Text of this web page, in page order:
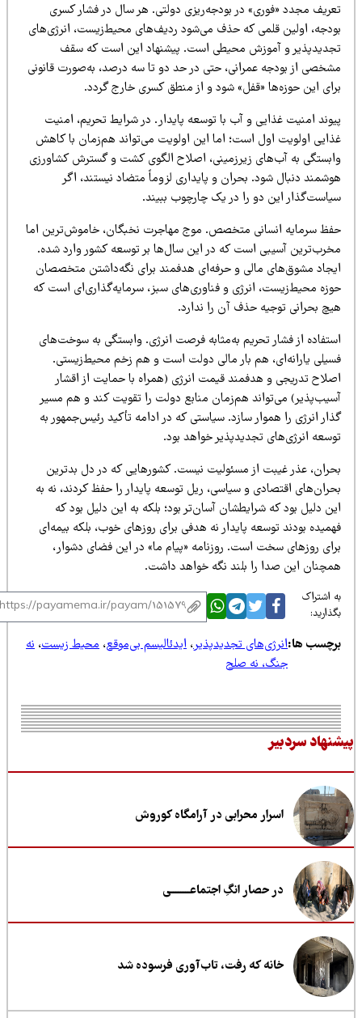
مجدد «فوری» در بودجه‌ریزی دولتی. هر سال در فشار کسری
اولین قلمی که حذف می‌شود ردیف‌های محیط‌زیست، انرژی‌های
و آموزش محیطی است. پیشنهاد این است که سقف
از بودجه عمرانی، حتی در حد دو تا سه درصد، به‌صورت قانونی
این حوزه‌ها «قفل» شود و از منطق کسری خارج گردد.
امنیت غذایی و آب با توسعه پایدار. در شرایط تحریم، امنیت
اولویت اول است؛ اما این اولویت می‌تواند هم‌زمان با کاهش
به آب‌های زیرزمینی، اصلاح الگوی کشت و گسترش کشاورزی
دنبال شود. بحران و پایداری لزوماً متضاد نیستند، اگر
این دو را در یک چارچوب ببیند.
سرمایه انسانی متخصص. موج مهاجرت نخبگان، خاموش‌ترین اما
آسیبی است که در این سال‌ها بر توسعه کشور وارد شده.
مشوق‌های مالی و حرفه‌ای هدفمند برای نگه‌داشتن متخصصان
محیط‌زیست، انرژی و فناوری‌های سبز، سرمایه‌گذاری‌ای است که
بحرانی توجیه حذف آن را ندارد.
از فشار تحریم به‌مثابه فرصت انرژی. وابستگی به سوخت‌های
یارانه‌ای، هم بار مالی دولت است و هم زخم محیط‌زیستی.
تدریجی و هدفمند قیمت انرژی (همراه با حمایت از اقشار
می‌تواند هم‌زمان منابع دولت را تقویت کند و هم مسیر
انرژی را هموار سازد. سیاستی که در ادامه تأکید رئیس‌جمهور به
انرژی‌های تجدیدپذیر خواهد بود.
عذر غیبت از مسئولیت نیست. کشورهایی که در دل بدترین
اقتصادی و سیاسی، ریل توسعه پایدار را حفظ کردند، نه به
دلیل بود که شرایطشان آسان‌تر بود؛ بلکه به این دلیل بود که
بودند توسعه پایدار نه هدفی برای روزهای خوب، بلکه بیمه‌ای
روزهای سخت است. روزنامه «پیام ما» در این فضای دشوار،
این صدا را بلند نگه خواهد داشت.
اشتراک
ها:انرژی‌های تجدیدپذیر،ایدئالیسم بی‌موقع،محیط زیست،نه
جنگ، نه صلح
سردبیر
اسرار محرابی در آرامگاه کوروش
در حصار انگِ اجتماعــــــــی
خانه که رفت، تاب‌آوری فرسوده شد